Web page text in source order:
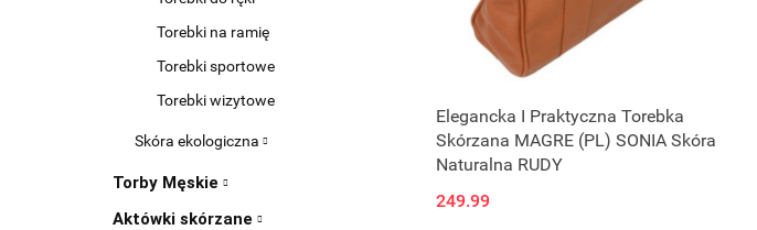
Torebki na ramię
Torebki sportowe
Torebki wizytowe
Skóra ekologiczna
Torby Męskie
Aktówki skórzane
Elegancka I Praktyczna Torebka
Skórzana MAGRE (PL) SONIA Skóra
Naturalna RUDY
249.99